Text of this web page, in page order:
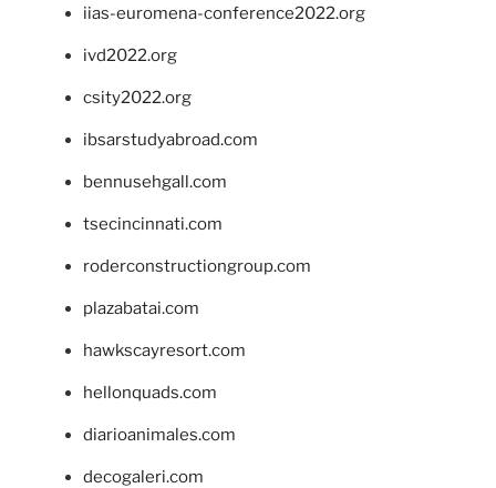
iias-euromena-conference2022.org
ivd2022.org
csity2022.org
ibsarstudyabroad.com
bennusehgall.com
tsecincinnati.com
roderconstructiongroup.com
plazabatai.com
hawkscayresort.com
hellonquads.com
diarioanimales.com
decogaleri.com